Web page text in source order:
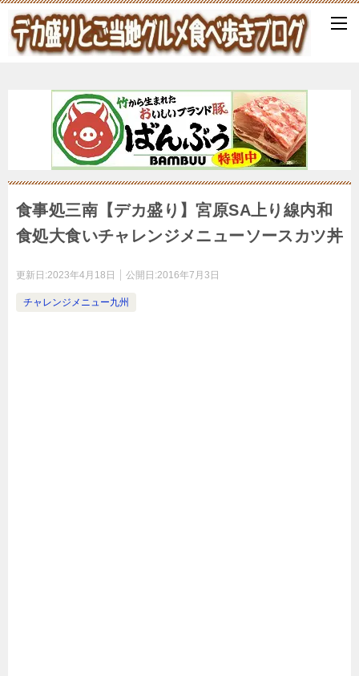
食事処三南【デカ盛り】宮原SA上り線内和
食処大食いチャレンジメニューソースカツ丼
更新日:2023年4月18日 公開日:2016年7月3日
チャレンジメニュー九州